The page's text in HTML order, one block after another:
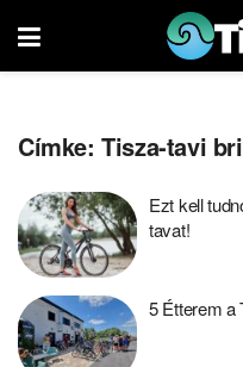
Címke:Tisza-tavi
Ezt kell
tavat!
5 Étterem a